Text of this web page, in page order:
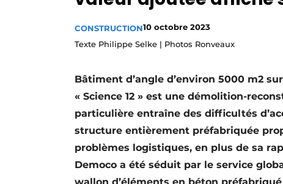
Termes et conditions
Video’s
CONSTRUCTION10 octobre 2023
Texte Philippe Selke | Photos Ronveaux
Bâtiment d’angle d’environ 5000 m2
« Science 12 » est une démolition-
particulière entraîne des difficultés
structure entièrement préfabriquée
problèmes logistiques, en plus de sa
Democo a été séduit par le service